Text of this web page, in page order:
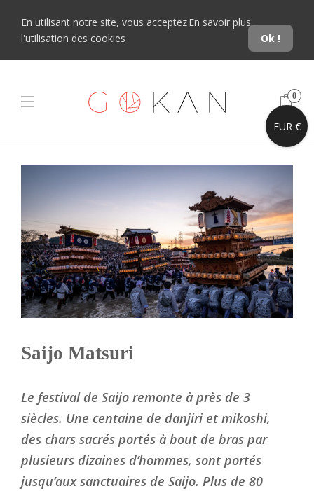
En utilisant notre site, vous acceptez
l'utilisation des cookies
En savoir plus
Ok !
0
Saijo Matsuri
Le festival de Saijo remonte à près de 3
siècles. Une centaine de danjiri et mikoshi,
des chars sacrés portés à bout de bras par
plusieurs dizaines d’hommes, sont portés
jusqu’aux sanctuaires de Saijo. Plus de 80
EUR €